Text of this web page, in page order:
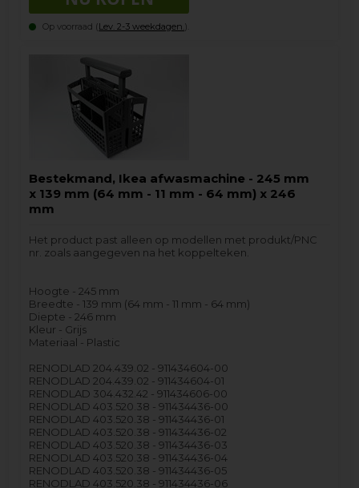
Op voorraad (Lev. 2-3 weekdagen. ).
Bestekmand, Ikea afwasmachine - 245 mm
x 139 mm (64 mm - 11 mm - 64 mm) x 246
mm
Het product past alleen op modellen met produkt/PNC
nr. zoals aangegeven na het koppelteken.
Hoogte - 245 mm
Breedte - 139 mm (64 mm - 11 mm - 64 mm)
Diepte - 246 mm
Kleur - Grijs
Materiaal - Plastic
RENODLAD 204.439.02 - 911434604-00
RENODLAD 204.439.02 - 911434604-01
RENODLAD 304.432.42 - 911434606-00
RENODLAD 403.520.38 - 911434436-00
RENODLAD 403.520.38 - 911434436-01
RENODLAD 403.520.38 - 911434436-02
RENODLAD 403.520.38 - 911434436-03
RENODLAD 403.520.38 - 911434436-04
RENODLAD 403.520.38 - 911434436-05
RENODLAD 403.520.38 - 911434436-06